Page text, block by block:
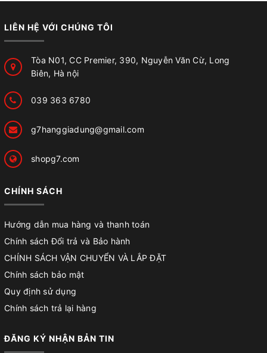
LIÊN HỆ VỚI CHÚNG TÔI
Tòa N01, CC Premier, 390, Nguyễn Văn Cừ, Long
Biên, Hà nội
039 363 6780
g7hanggiadung@gmail.com
shopg7.com
CHÍNH SÁCH
Hướng dẫn mua hàng và thanh toán
Chính sách Đổi trả và Bảo hành
CHÍNH SÁCH VẬN CHUYỂN VÀ LẮP ĐẶT
Chính sách bảo mật
Quy định sử dụng
Chính sách trả lại hàng
ĐĂNG KÝ NHẬN BẢN TIN